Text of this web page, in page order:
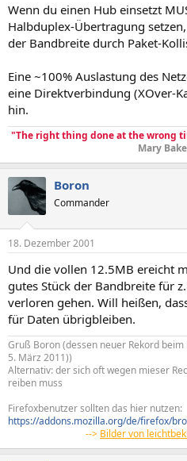
Wenn du einen Hub einsetzt
Halbduplex-Übertragung
der Bandbreite durch Paket-
Eine ~100% Auslastung des
eine Direktverbindung (XOver-
hin.
"The right thing done at the wrong
Mary
Boron
Commander
18. Dezember 2001
Und die vollen 12.5MB ereicht
gutes Stück der Bandbreite für
verloren gehen. Will heißen,
für Daten übrigbleiben.
Gruß Boron (dessen neuer Rekord
5. März 2011))
Alternativ: der sich oft wegen mieser
reiben muss
Firefoxbenutzer sollten das hier nutzen:
https://addons.mozilla.org/de/firefox/
--> Bilder von